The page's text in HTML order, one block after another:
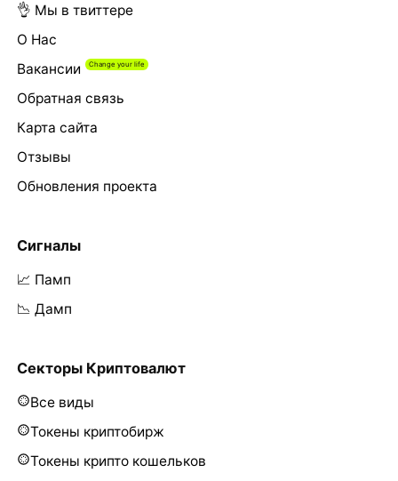
👌 Мы в твиттере
О Нас
Вакансии
Обратная связь
Карта сайта
Отзывы
Обновления проекта
Сигналы
📈 Памп
📉 Дамп
Секторы Криптовалют
Все виды
Токены криптобирж
Токены крипто кошельков